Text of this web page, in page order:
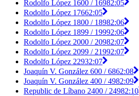
Rodolfo López 1600 / 16982:05
Rodolfo López 17662:05
Rodolfo López 1800 / 18982:06
Rodolfo López 1899 / 19992:06
Rodolfo López 2000 / 20982:07
Rodolfo López 2099 / 21992:07
Rodolfo López 22932:07
Joaquín V. González 600 / 6862:08
Joaquín V. González 400 / 4982:09
Republic de Líbano 2400 / 24982:10